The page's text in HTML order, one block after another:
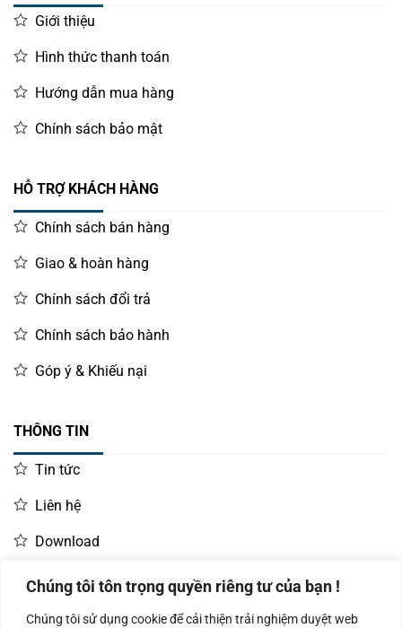
Chúng tôi tôn trọng quyền riêng tư của bạn !
Chúng tôi sử dụng cookie để cải thiện trải nghiệm duyệt web
Giới thiệu
Hình thức thanh toán
Hướng dẫn mua hàng
Chính sách bảo mật
HỖ TRỢ KHÁCH HÀNG
Chính sách bán hàng
Giao & hoàn hàng
Chính sách đổi trả
Chính sách bảo hành
Góp ý & Khiếu nại
THÔNG TIN
Tin tức
Liên hệ
Download
LIÊN HỆ MUA HÀNG